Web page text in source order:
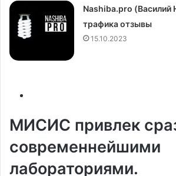
Nashiba.pro
трафика отзывы
15.10.2023
МИСИС привлек
современнейшими
лабораториями.